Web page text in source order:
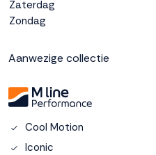
accepteren geef je
toestemming voor
cookies. Kies je voor
Weigeren? Dan
functionele en
analytische cookies.
Zaterdag
Zondag
Aanwezige collectie
Cool Motion
Iconic